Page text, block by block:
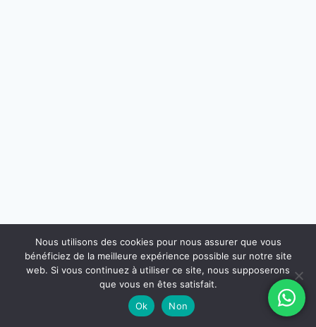
Nous utilisons des cookies pour nous assurer que vous
bénéficiez de la meilleure expérience possible sur notre site
web. Si vous continuez à utiliser ce site, nous supposerons
que vous en êtes satisfait.
Ok
Non